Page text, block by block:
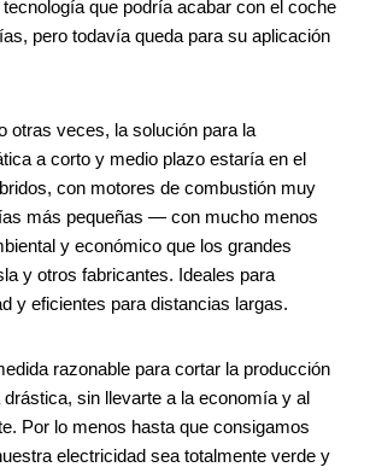
que podría acabar con el coche
pero todavía queda para su aplicación
otras veces, la solución para la
a corto y medio plazo estaría en el
con motores de combustión muy
más pequeñas — con mucho menos
y económico que los grandes
y otros fabricantes. Ideales para
y eficientes para distancias largas.
razonable para cortar la producción
sin llevarte a la economía y al
Por lo menos hasta que consigamos
electricidad sea totalmente verde y